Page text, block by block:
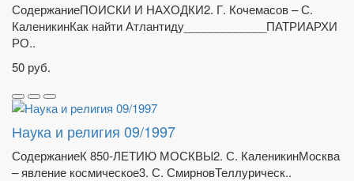
СодержаниеПОИСКИ И НАХОДКИ2. Г. Кочемасов – С.
КаленикинКак найти Атлантиду_____________ПАТРИАРХИ
РО..
50 руб.
Наука и религия 09/1997
СодержаниеК 850-ЛЕТИЮ МОСКВЫ2. С. КаленикинМосква
– явление космическое3. С. СмирновТеллурическ..